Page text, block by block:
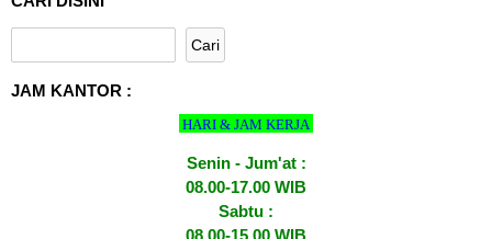
JAM KANTOR :
HARI & JAM KERJA
Senin - Jum'at :
08.00-17.00 WIB
Sabtu :
08.00-15.00 WIB